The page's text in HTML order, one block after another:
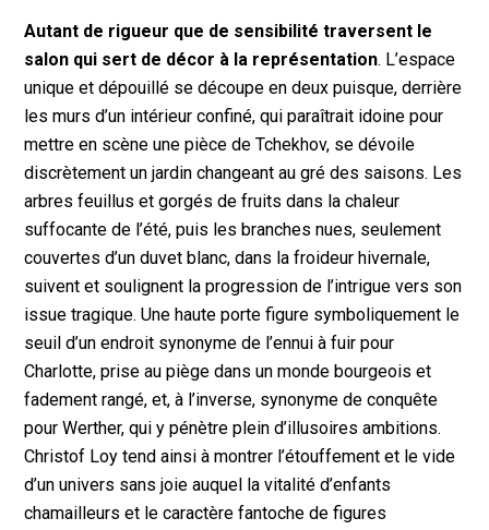
Autant de rigueur que de sensibilité traversent le
salon qui sert de décor à la représentation. L’espace
unique et dépouillé se découpe en deux puisque, derrière
les murs d’un intérieur confiné, qui paraîtrait idoine pour
mettre en scène une pièce de Tchekhov, se dévoile
discrètement un jardin changeant au gré des saisons. Les
arbres feuillus et gorgés de fruits dans la chaleur
suffocante de l’été, puis les branches nues, seulement
couvertes d’un duvet blanc, dans la froideur hivernale,
suivent et soulignent la progression de l’intrigue vers son
issue tragique. Une haute porte figure symboliquement le
seuil d’un endroit synonyme de l’ennui à fuir pour
Charlotte, prise au piège dans un monde bourgeois et
fadement rangé, et, à l’inverse, synonyme de conquête
pour Werther, qui y pénètre plein d’illusoires ambitions.
Christof Loy tend ainsi à montrer l’étouffement et le vide
d’un univers sans joie auquel la vitalité d’enfants
chamailleurs et le caractère fantoche de figures